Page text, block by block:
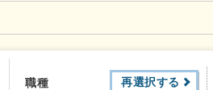
職種 再選択する